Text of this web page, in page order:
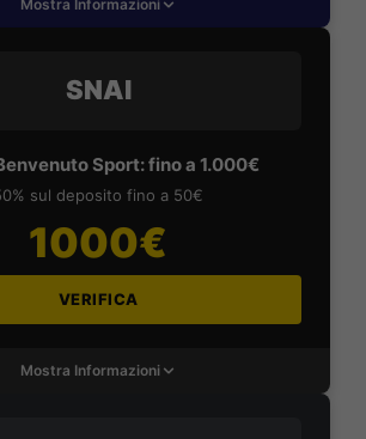
Mostra Informazioni
SNAI
Sport: fino a 1.000€
sul deposito fino a 50€
1000€
VERIFICA
Mostra Informazioni